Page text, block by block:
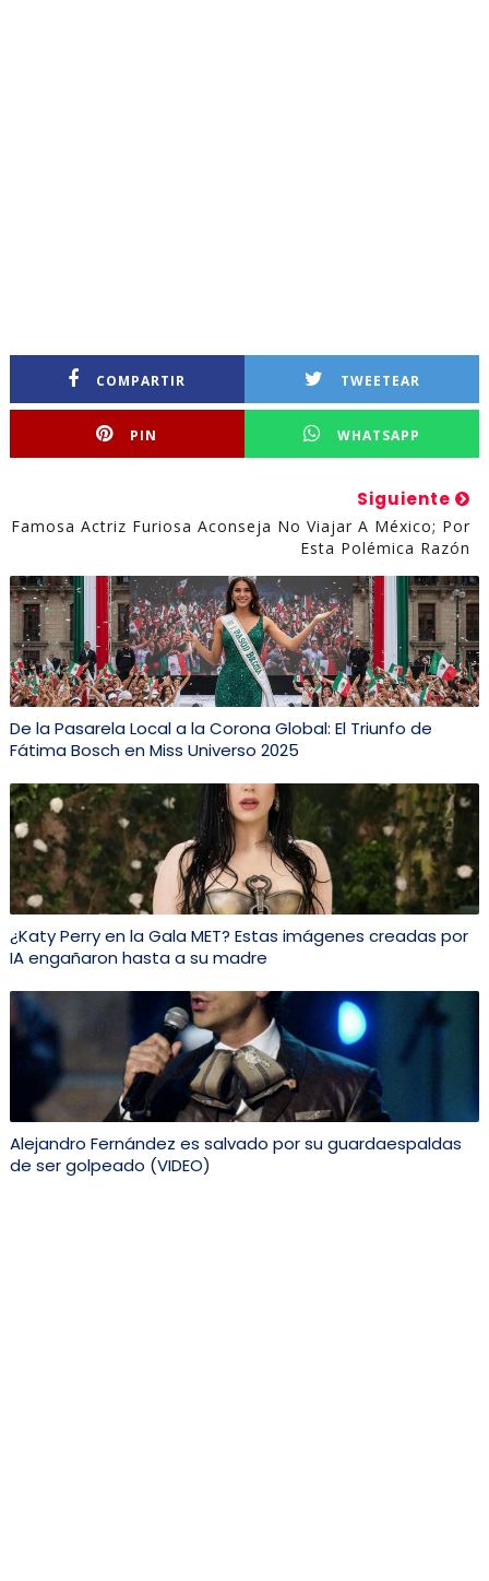
COMPARTIR TWEETEAR
PIN WHATSAPP
Siguiente
Famosa Actriz Furiosa Aconseja No Viajar A México; Por
Esta Polémica Razón
De la Pasarela Local a la Corona Global: El Triunfo de
Fátima Bosch en Miss Universo 2025
¿Katy Perry en la Gala MET? Estas imágenes creadas por
IA engañaron hasta a su madre
Alejandro Fernández es salvado por su guardaespaldas
de ser golpeado (VIDEO)